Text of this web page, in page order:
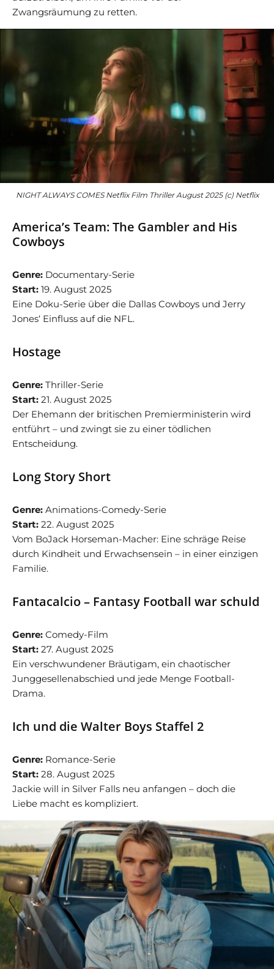
Zwangsräumung zu retten.
NIGHT ALWAYS COMES Netflix Film Thriller August 2025 (c) Netflix
America’s Team: The Gambler and His
Cowboys
Genre: Documentary-Serie
Start: 19. August 2025
Eine Doku-Serie über die Dallas Cowboys und Jerry
Jones‘ Einfluss auf die NFL.
Hostage
Genre: Thriller-Serie
Start: 21. August 2025
Der Ehemann der britischen Premierministerin wird
entführt – und zwingt sie zu einer tödlichen
Entscheidung.
Long Story Short
Genre: Animations-Comedy-Serie
Start: 22. August 2025
Vom BoJack Horseman-Macher: Eine schräge Reise
durch Kindheit und Erwachsensein – in einer einzigen
Familie.
Fantacalcio – Fantasy Football war schuld
Genre: Comedy-Film
Start: 27. August 2025
Ein verschwundener Bräutigam, ein chaotischer
Junggesellenabschied und jede Menge Football-
Drama.
Ich und die Walter Boys Staffel 2
Genre: Romance-Serie
Start: 28. August 2025
Jackie will in Silver Falls neu anfangen – doch die
Liebe macht es kompliziert.